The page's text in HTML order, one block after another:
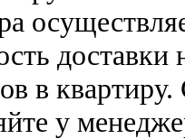
доставки
в
у